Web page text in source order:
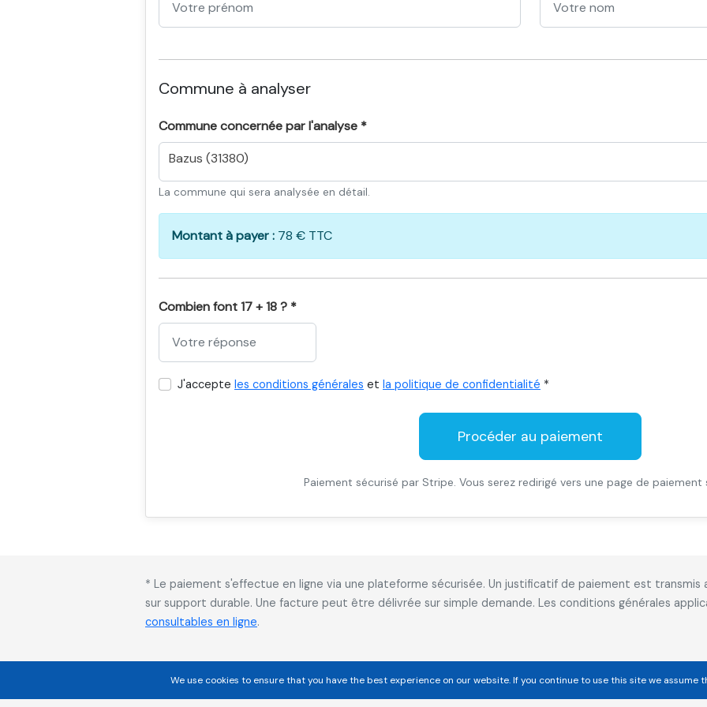
Commune à analyser
Commune concernée par l'analyse *
Bazus (31380)
La commune qui sera analysée en détail.
Montant à payer : 78 € TTC
Combien font 17 + 18 ? *
J'accepte les conditions générales et la politique de confidentialité *
Procéder au paiement
Paiement sécurisé par Stripe. Vous serez redirigé vers une page de paiement
* Le paiement s'effectue en ligne via une plateforme sécurisée. Un justificatif de paiement est
sur support durable. Une facture peut être délivrée sur simple demande. Les conditions générales
consultables en ligne.
We use cookies to ensure that you have the best experience on our website. If you continue to use this site we assume